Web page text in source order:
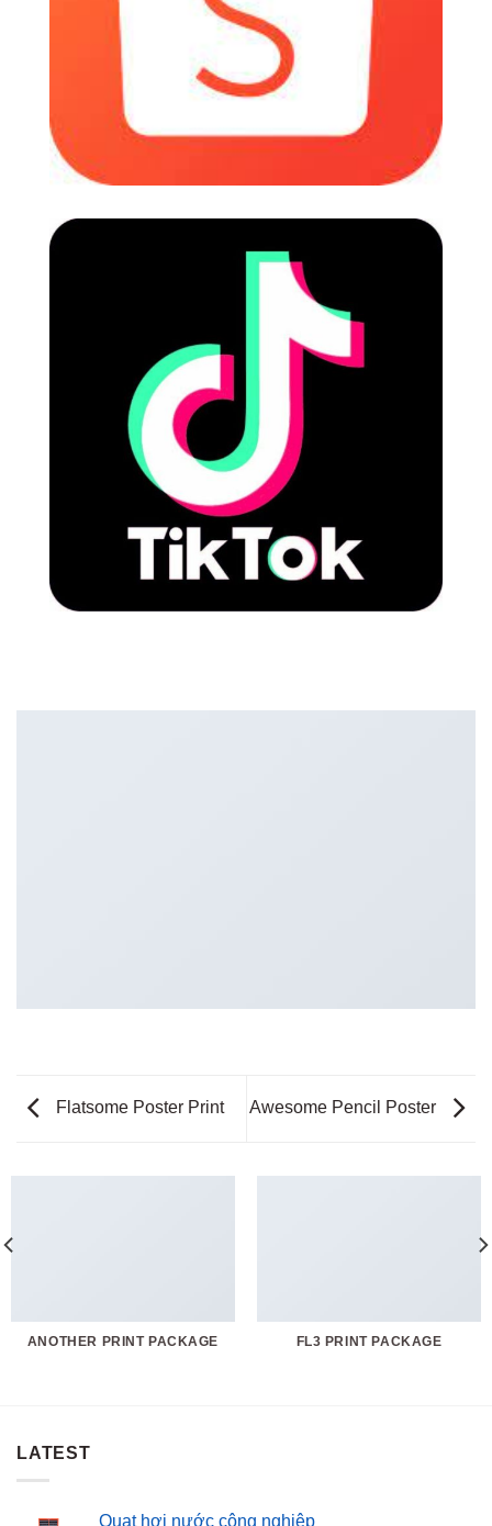
Flatsome Poster Print Awesome Pencil Poster
ANOTHER PRINT PACKAGE FL3 PRINT PACKAGE
LATEST
Quạt hơi nước công nghiệp